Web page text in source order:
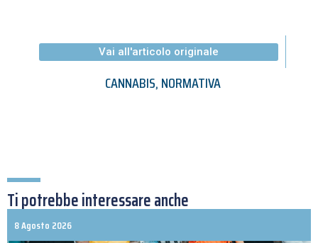
Vai all'articolo originale
CANNABIS,NORMATIVA
Ti potrebbe interessare anche
8 Agosto 2026